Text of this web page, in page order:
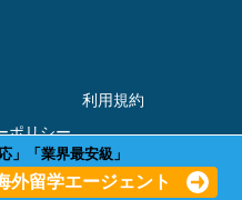
利用規約
ポリシー
の留学.
」「業界最安級」
外留学エージェント